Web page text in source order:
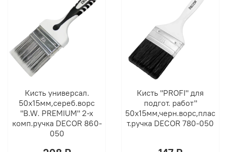
Кисть универсал.
50х15мм,сереб.ворс
"B.W. PREMIUM" 2-х
комп.ручка DECOR 860-
050
Кисть "PROFI" для
подгот. работ"
50х15мм,черн.ворс,плас
т.ручка DECOR 780-050